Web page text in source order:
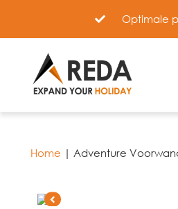
Home | Adventure